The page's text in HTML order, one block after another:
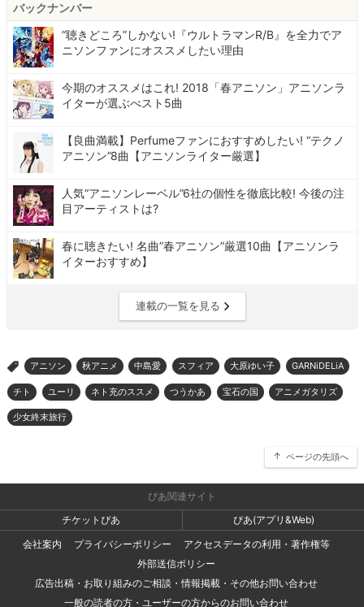
バックナンバー
“聴きどころ”しかない!『ウルトラマンR/B』を全力でア
ニソンファンにオススメしたい理由
今期のオススメはこれ! 2018「春アニソン」アニソンラ
イターが選ぶべスト5曲
【良曲満載】Perfumeファンにおすすめしたい! “テクノ
アニソン”8曲【アニソンライター厳選】
人気“アニソンレーベル”6社の個性を徹底比較! 今後の注
目アーティストは?
春に聴きたい! 名曲”春アニソン”厳選10曲【アニソンラ
イターおすすめ】
連載の一覧を見る
> アニソン 秋アニメ 中島愛 スフィア 大原ゆい子 GARNiDELiA
チト ユーリ ネト充のススメ つうかあ 宝石の国 アニメガタリズ
少女終末旅行
ページの先頭へ
ぴあ関連サイト
チケットぴあ
ぴあ(アプリ&Web)
会社案内
プライバシーポリシー
アクセスデータの利用・著作権等
外部送信ポリシー
広告出稿・お取り組みのご相談・情報掲載・その他お問い合わせ
一般の読者の方・ユーザーの方からのお問い合わせ